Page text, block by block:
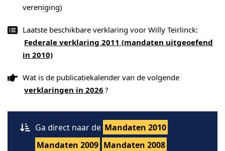
vereniging)
Laatste beschikbare verklaring voor Willy Teirlinck:
Federale verklaring 2011 (mandaten uitgeoefend
in 2010)
Wat is de publicatiekalender van de volgende
verklaringen in 2026 ?
Ga direct naar de Mandaten 2010
Mandaten 2009 Mandaten 2008